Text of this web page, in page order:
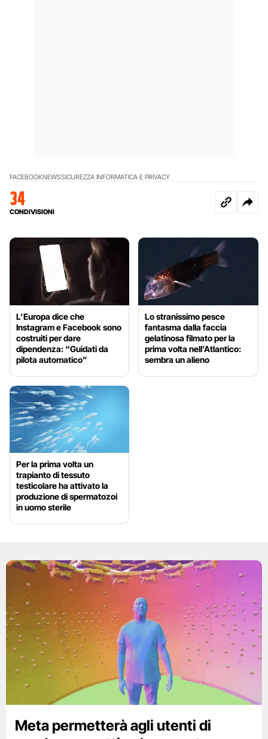
FACEBOOKNEWSSICUREZZA INFORMATICA E PRIVACY
34
CONDIVISIONI
L’Europa dice che
Instagram e Facebook sono
costruiti per dare
dipendenza: “Guidati da
pilota automatico”
Lo stranissimo pesce
fantasma dalla faccia
gelatinosa filmato per la
prima volta nell’Atlantico:
sembra un alieno
Per la prima volta un
trapianto di tessuto
testicolare ha attivato la
produzione di spermatozoi
in uomo sterile
Meta permetterà agli utenti di